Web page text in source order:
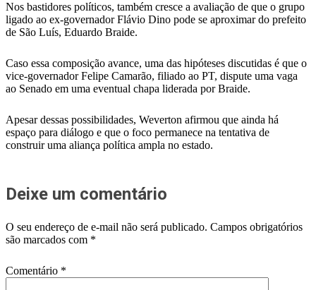
Nos bastidores políticos, também cresce a avaliação de que o grupo
ligado ao ex-governador Flávio Dino pode se aproximar do prefeito
de São Luís, Eduardo Braide.
Caso essa composição avance, uma das hipóteses discutidas é que o
vice-governador Felipe Camarão, filiado ao PT, dispute uma vaga
ao Senado em uma eventual chapa liderada por Braide.
Apesar dessas possibilidades, Weverton afirmou que ainda há
espaço para diálogo e que o foco permanece na tentativa de
construir uma aliança política ampla no estado.
Deixe um comentário
O seu endereço de e-mail não será publicado. Campos obrigatórios
são marcados com *
Comentário *